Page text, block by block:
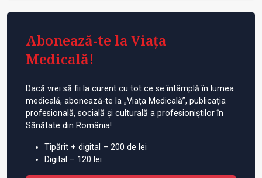
Abonează-te la Viața
Medicală!
Dacă vrei să fii la curent cu tot ce se întâmplă în lumea
medicală, abonează-te la „Viața Medicală”, publicația
profesională, socială și culturală a profesioniștilor în
Sănătate din România!
Tipărit + digital – 200 de lei
Digital – 120 lei